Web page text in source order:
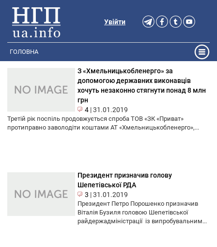
Увійти
ГОЛОВНА
З «Хмельницькобленерго» за
допомогою державних виконавців
хочуть незаконно стягнути понад 8 млн
грн
4 |31.01.2019
Третій рік поспіль продовжується спроба ТОВ «ЗК «Приват»
протиправно заволодіти коштами АТ «Хмельницькобленерго»,...
Президент призначив голову
Шепетівської РДА
3 |31.01.2019
Президент Петро Порошенко призначив
Віталія Бузиля головою Шепетівської
райдержадміністрації із випробувальним...